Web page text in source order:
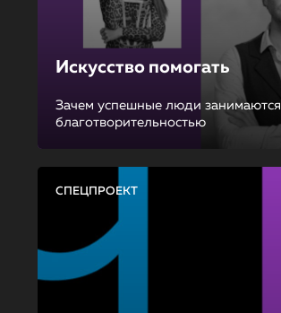
Искусство помогать
Зачем успешные люди занимаются
благотворительностью
СПЕЦПРОЕКТ